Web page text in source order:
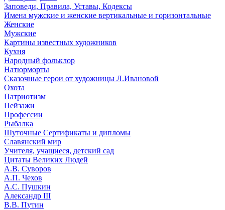
Заповеди, Правила, Уставы, Кодексы
Имена мужские и женские вертикальные и горизонтальные
Женские
Мужские
Картины известных художников
Кухня
Народный фольклор
Натюрморты
Сказочные герои от художницы Л.Ивановой
Охота
Патриотизм
Пейзажи
Профессии
Рыбалка
Шуточные Сертификаты и дипломы
Славянский мир
Учителя, учащиеся, детский сад
Цитаты Великих Людей
А.В. Суворов
А.П. Чехов
А.С. Пушкин
Александр III
В.В. Путин